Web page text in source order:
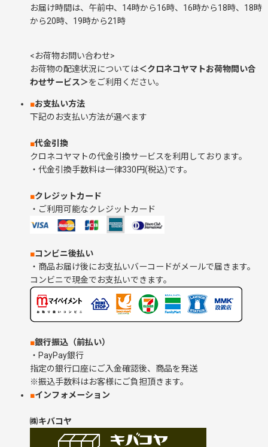
お届け時間は、午前中、14時から16時、16時から18時、18時
から20時、19時から21時
<お荷物お問い合わせ>
お荷物の配達状況については＜クロネコヤマトお荷物問い合
わせサービス＞をご利用ください。
■お支払い方法
下記のお支払い方法が選べます
■代金引換
クロネコヤマトの代金引換サービスを利用しております。
・代金引換手数料は一律330円(税込)です。
■クレジットカード
・ご利用可能なクレジットカード
■コンビニ後払い
・商品お届け後にお支払いバーコードがメールで届きます。
コンビニで現金でお支払いできます。
■銀行振込（前払い）
・PayPay銀行
指定の銀行口座にご入金確認後、商品を発送
※振込手数料はお客様にご負担頂きます。
■インフォメーション
㈱キバコヤ